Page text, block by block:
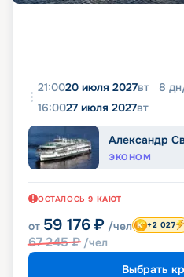
21:0020 июля 2027вт 8 дн
16:0027 июля 2027вт
Александр
ЭКОНОМ
ОСТАЛОСЬ 9 КАЮТ
от 59 176 ₽ /чел
67 245₽ /чел
+2 027
Выбрать